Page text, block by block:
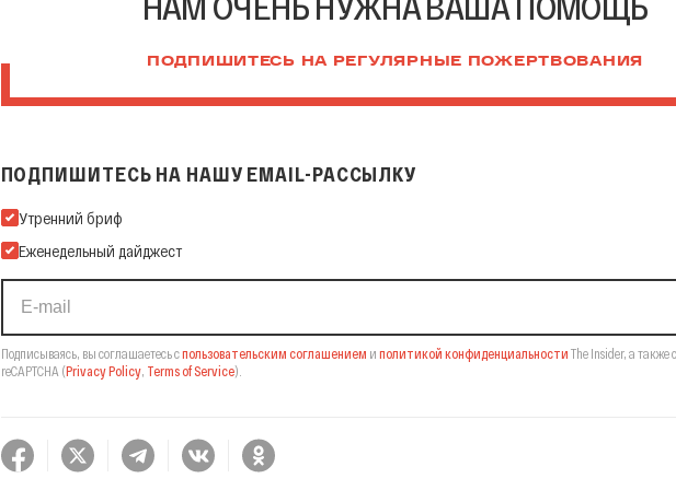
ПОДПИШИТЕСЬ НА РЕГУЛЯРНЫЕ ПОЖЕРТВОВАНИЯ
ПОДПИШИТЕСЬ НА НАШУ EMAIL-РАССЫЛКУ
Подпишитесь на нашу Email-рассылку
Утренний бриф
Еженедельный дайджест
Подписываясь, вы соглашаетесь спользовательским соглашением и политикой конфиденциальности The Insider, а также
reCAPTCHA (Privacy Policy, Terms of Service).